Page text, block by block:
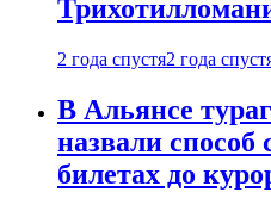
2 года спустя2 года
В Альянсе
назвали способ
билетах до